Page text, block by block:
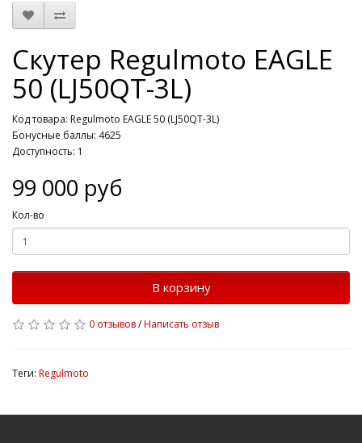
Скутер Regulmoto EAGLE
50 (LJ50QT-3L)
Код товара: Regulmoto EAGLE 50 (LJ50QT-3L)
Бонусные баллы: 4625
Доступность: 1
99 000 руб
Кол-во
В корзину
0 отзывов/Написать отзыв
Теги: Regulmoto